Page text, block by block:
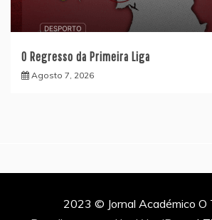
O Regresso da Primeira Liga
Agosto 7, 2026
2023 © Jornal Académico O